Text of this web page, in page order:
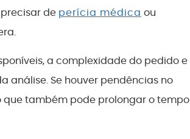
de perícia médica ou
a complexidade do pedido e
Se houver pendências no
que também pode prolongar o tempo